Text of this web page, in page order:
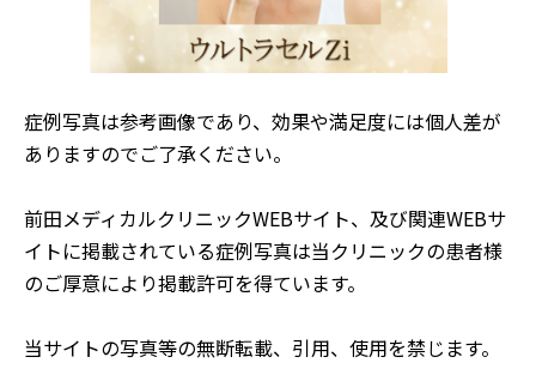
症例写真は参考画像であり、効果や満足度には個人差が
ありますのでご了承ください。
前田メディカルクリニックWEBサイト、及び関連WEBサ
イトに掲載されている症例写真は当クリニックの患者様
のご厚意により掲載許可を得ています。
当サイトの写真等の無断転載、引用、使用を禁じます。